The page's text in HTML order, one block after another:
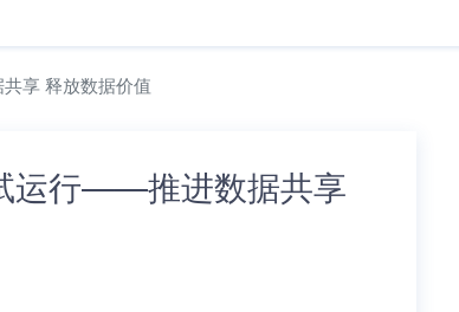
享 释放数据价值
运行——推进数据共享